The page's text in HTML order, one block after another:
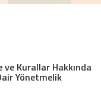
Kurallar Hakkında
Yönetmelik